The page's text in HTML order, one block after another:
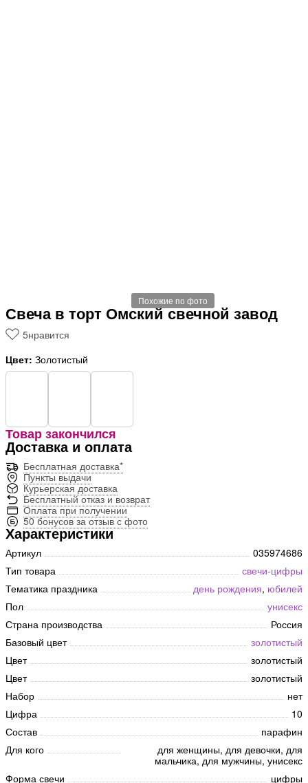
Похожие по фото
Свеча в торт Омский свечной завод
5нравится
Цвет: Золотистый
Товар закончился
Доставка и оплата
Бесплатная доставка*
Пункты выдачи
Курьерская доставка
Бесплатный отказ и возврат
Оплата при получении
50 бонусов за отзыв с фото
Характеристики
Артикул
035974686
Тип товара
свечи-цифры
Тематика праздника
день рождения, юбилей
Пол
унисекс
Страна производства
Россия
Базовый цвет
золотистый
Цвет
золотистый
Цвет
золотистый
Набор
нет
Цифра
10
Состав
парафин
Для кого
для женщины, для девочки, для
мальчика, для мужчины, унисекс
Форма свечи
цифры